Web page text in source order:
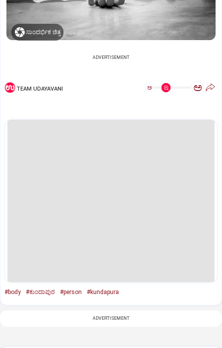
ಸಾಂದರ್ಭಿಕ ಚಿತ್ರ
ADVERTISEMENT
TEAM UDAYAVANI ಅ ಅ
#body #ಕುಂದಾಪುರ #person #kundapura
ADVERTISEMENT